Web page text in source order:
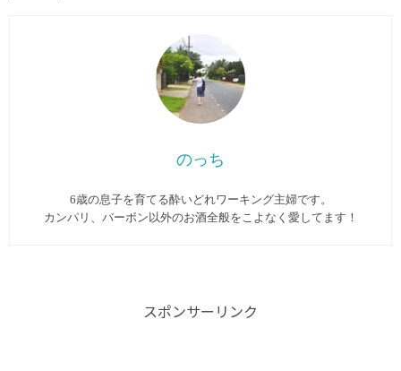
のっち
6歳の息子を育てる酔いどれワーキング主婦です。
カンパリ、バーボン以外のお酒全般をこよなく愛してます︎！
スポンサーリンク